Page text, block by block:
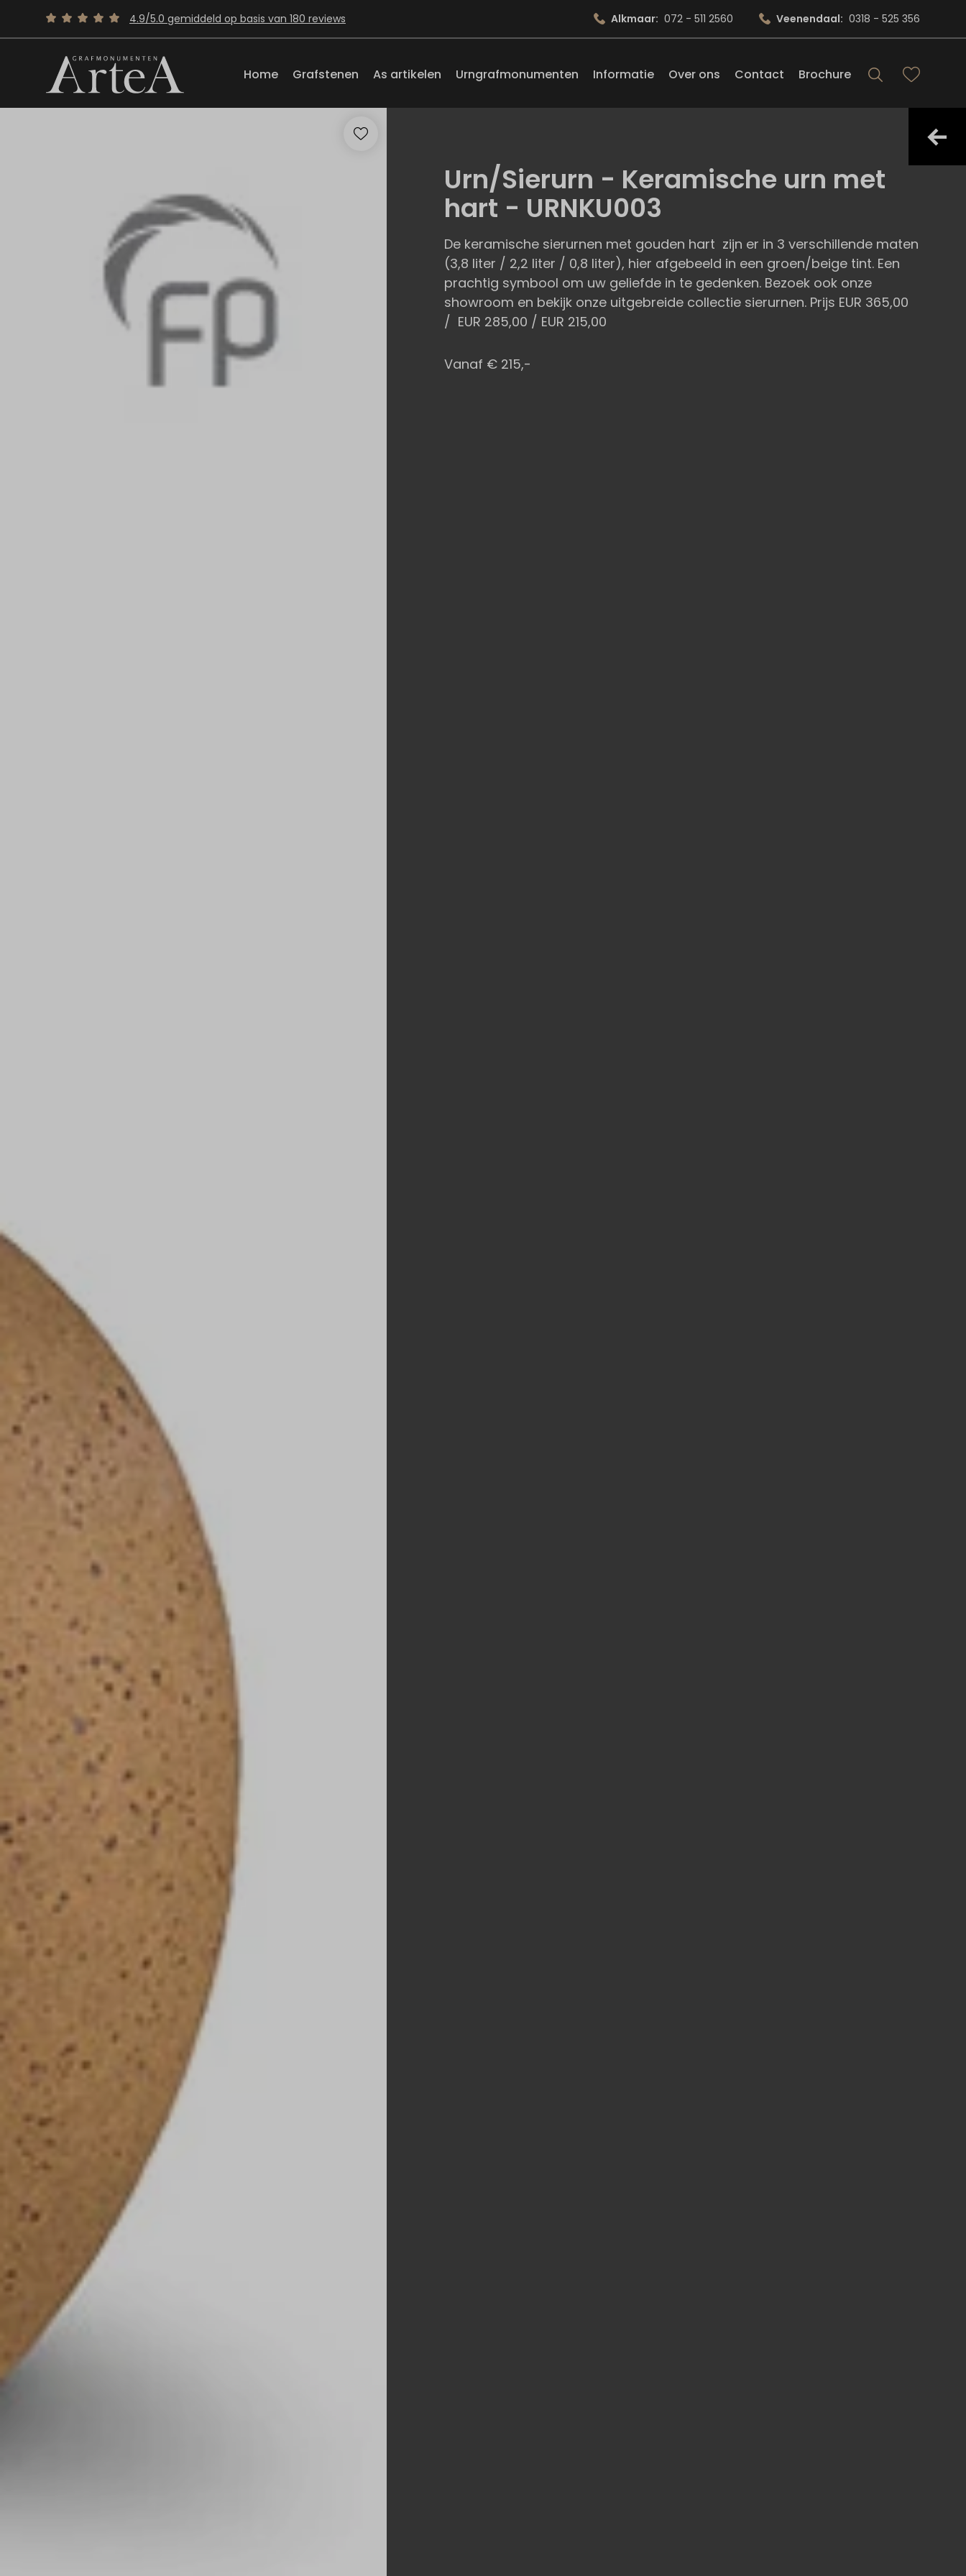
Home Grafstenen As artikelen Urngrafmonumenten Informatie Over ons Contact Brochure
4.9/5.0 gemiddeld op basis van 180 reviews Alkmaar: 072 - 511 2560 Veenendaal: 0318 - 525 356
Urn/Sierurn - Keramische urn met
hart - URNKU003
De keramische sierurnen met gouden hart zijn er in 3 verschillende maten
(3,8 liter / 2,2 liter / 0,8 liter), hier afgebeeld in een groen/beige tint. Een
prachtig symbool om uw geliefde in te gedenken. Bezoek ook onze
showroom en bekijk onze uitgebreide collectie sierurnen. Prijs EUR 365,00
/ EUR 285,00 / EUR 215,00
Vanaf € 215,-